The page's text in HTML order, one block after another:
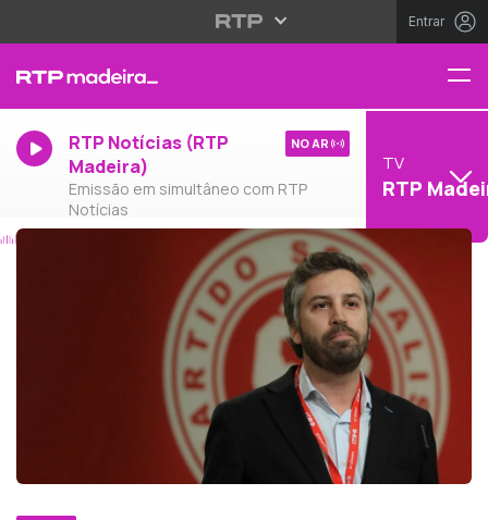
Entrar
RTP Notícias (RTP
Madeira)
Emissão em simultâneo com RTP
Notícias
NO AR
TV
RTP